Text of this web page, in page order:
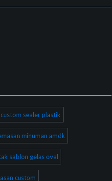
sealer plastik
minuman amdk
sablon gelas oval
custom